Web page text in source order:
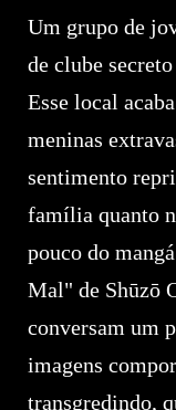
Um grupo de
de clube
Esse local
meninas
sentimento
família quanto
pouco do
Mal" de Shūzō
conversam um
imagens
transgredindo,